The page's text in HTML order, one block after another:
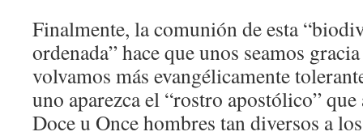
Finalmente, la comunión de esta
ordenada” hace que unos seamos
volvamos más evangélicamente
uno aparezca el “rostro apostólico”
Doce u Once hombres tan diversos a